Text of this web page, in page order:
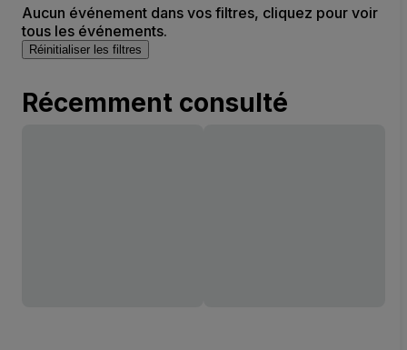
Aucun événement dans vos filtres, cliquez pour voir
tous les événements.
Réinitialiser les filtres
Récemment consulté